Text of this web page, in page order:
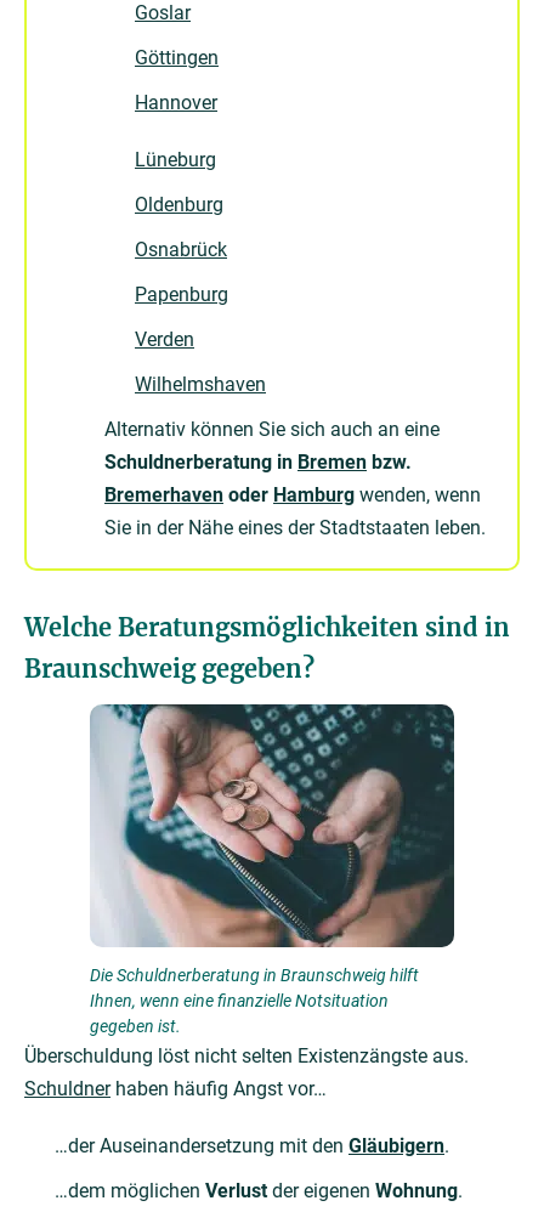
Goslar
Göttingen
Hannover
Lüneburg
Oldenburg
Osnabrück
Papenburg
Verden
Wilhelmshaven
Alternativ können Sie sich auch an eine
Schuldnerberatung in Bremen bzw.
Bremerhaven oder Hamburg wenden, wenn
Sie in der Nähe eines der Stadtstaaten leben.
Welche Beratungsmöglichkeiten sind in
Braunschweig gegeben?
Die Schuldnerberatung in Braunschweig hilft
Ihnen, wenn eine finanzielle Notsituation
gegeben ist.
Überschuldung löst nicht selten Existenzängste aus.
Schuldnerhaben häufig Angst vor…
…der Auseinandersetzung mit den Gläubigern.
…dem möglichen Verlustder eigenen Wohnung.